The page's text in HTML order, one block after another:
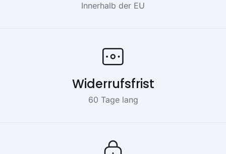
Innerhalb der EU
Widerrufsfrist
60 Tage lang